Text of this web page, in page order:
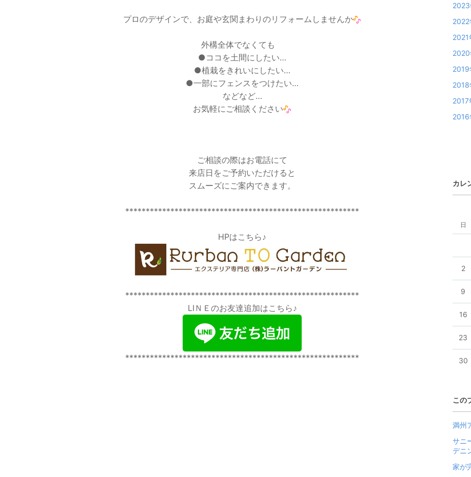
プロのデザインで、お庭や玄関まわりのリフォームしませんか
外構全体でなくても
●ココを土間にしたい…
●植栽をきれいにしたい…
●一部にフェンスをつけたい…
などなど…
お気軽にご相談ください
ご相談の際はお電話にて
来店日をご予約いただけると
スムーズにご案内できます。
*********************************************************
HPはこちら♪
*********************************************************
LIＮＥのお友達追加はこちら♪
*********************************************************
2023
2022
2021
2020
2019
2018
2017
2016
カレ
日
2
9
16
23
30
この
満州
サニ
デニ
家が